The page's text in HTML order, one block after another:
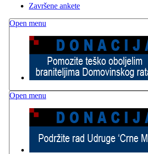
Završene ankete
Open menu
Open menu